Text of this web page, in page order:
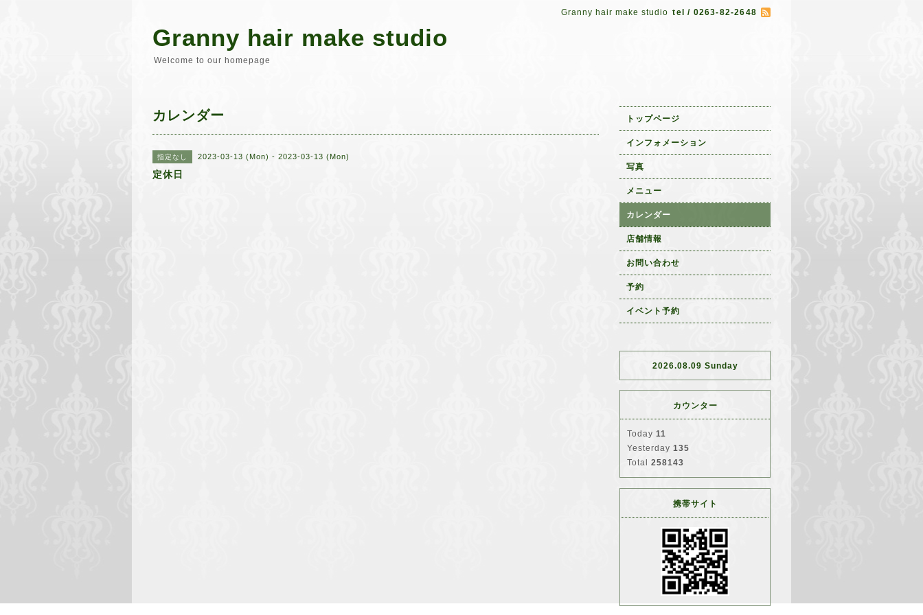
Granny hair make studio tel / 0263-82-2648
Granny hair make studio
Welcome to our homepage
カレンダー
指定なし 2023-03-13 (Mon) - 2023-03-13 (Mon)
定休日
トップページ
インフォメーション
写真
メニュー
カレンダー
店舗情報
お問い合わせ
予約
イベント予約
2026.08.09 Sunday
カウンター
Today 11
Yesterday 135
Total 258143
携帯サイト